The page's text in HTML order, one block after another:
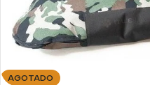
AGOTADO